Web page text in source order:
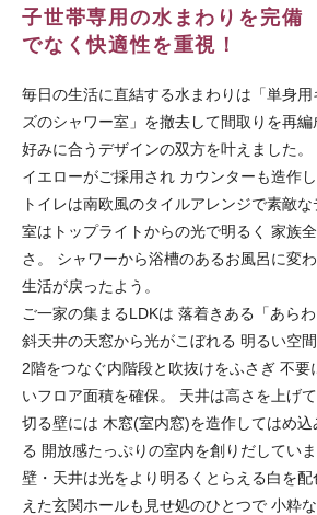
子世帯専用の水まわりを完
でなく快適性を重視！
毎日の生活に直結する水まわりは「単身
ズのシャワー室」を撤去して間取りを再
好みに合うデザインの双方を叶えました
イエローがご採用され カウンターも造作
トイレは南欧風のタイルアレンジで素敵
室はトップライトからの光で明るく 家族
さ。 シャワーから浴槽のあるお風呂に変
生活が戻ったよう。
ご一家の集まるLDKは 落着きある「あら
斜天井の天窓から光がこぼれる 明るい空
2階をつなぐ内階段と吹抜けをふさぎ 不要
いフロア面積を確保。 天井は高さを上げ
切る壁には 木窓(室内窓)を造作してはめ
る 開放感たっぷりの室内を創りだしてい
壁・天井は光をより明るくとらえる白を
えた玄関ホールも見せ処のひとつで 小粋